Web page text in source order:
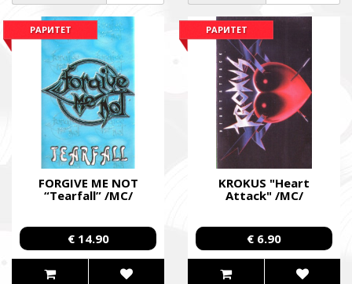
FORGIVE ME NOT
“Tearfall” /MC/
РАРИТЕТ
€ 14.90
KROKUS "Heart
Attack" /MC/
РАРИТЕТ
€ 6.90
ПІДТРИМАТИ ЗБРОЙНІ СИЛИ УКРАЇНИ
Повернись живим
Come Back Alive
Фонд закуповує обладнання, яке допомагає рятувати